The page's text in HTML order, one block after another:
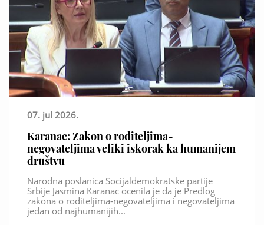
07. jul 2026.
Karanac: Zakon o roditeljima-
negovateljima veliki iskorak ka humanijem
društvu
Narodna poslanica Socijaldemokratske partije
Srbije Jasmina Karanac ocenila je da je Predlog
zakona o roditeljima-negovateljima i negovateljima
jedan od najhumanijih...